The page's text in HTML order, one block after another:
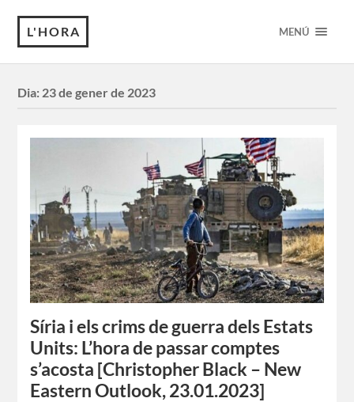
L'HORA MENÚ
Dia: 23 de gener de 2023
Síria i els crims de guerra dels Estats
Units: L’hora de passar comptes
s’acosta [Christopher Black – New
Eastern Outlook, 23.01.2023]